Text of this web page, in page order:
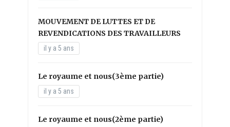
MOUVEMENT DE LUTTES ET DE
REVENDICATIONS DES TRAVAILLEURS
il y a 5 ans
Le royaume et nous(3ème partie)
il y a 5 ans
Le royaume et nous(2ème partie)